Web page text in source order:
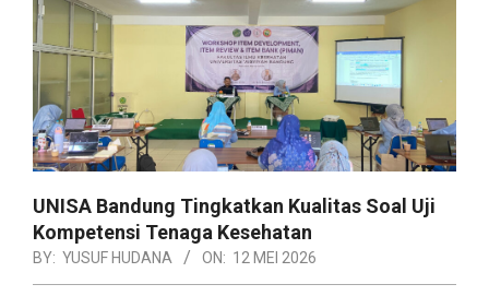
UNISA Bandung Tingkatkan Kualitas Soal Uji
Kompetensi Tenaga Kesehatan
BY: YUSUF HUDANA ON: 12 MEI 2026